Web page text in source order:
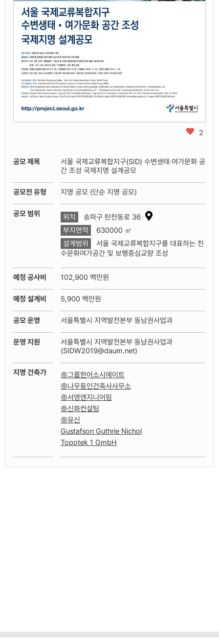
즐
기
2
공모 제목
서울 국제교류복합지구(SID) 수변생태·여가문화 공
간 조성 국제지명 설계공모
공모전 유형 지명 공모 (단순 지명 공모)
공모 범위 위치 송파구 탄천동로 36
대
도
보
부지면적
630000 ㎡
설계범위
서울 국제교류복합지구를 대표하는 친
수문화여가공간 및 보행중심교량 조성
예정 공사비 102,900 백만원
예정 설계비 5,900 백만원
공모 운영 서울특별시 지역발전본부 동남권사업과
운영 지원
서울특별시 지역발전본부 동남권사업과
(SIDW2019@daum.net)
지명 건축가
㈜그룹한어소시에이트
㈜나우동인건축사사무소
㈜서영엔지니어링
㈜신화컨설팅
㈜유신
Gustafson Guthrie Nichol
Topotek 1 GmbH